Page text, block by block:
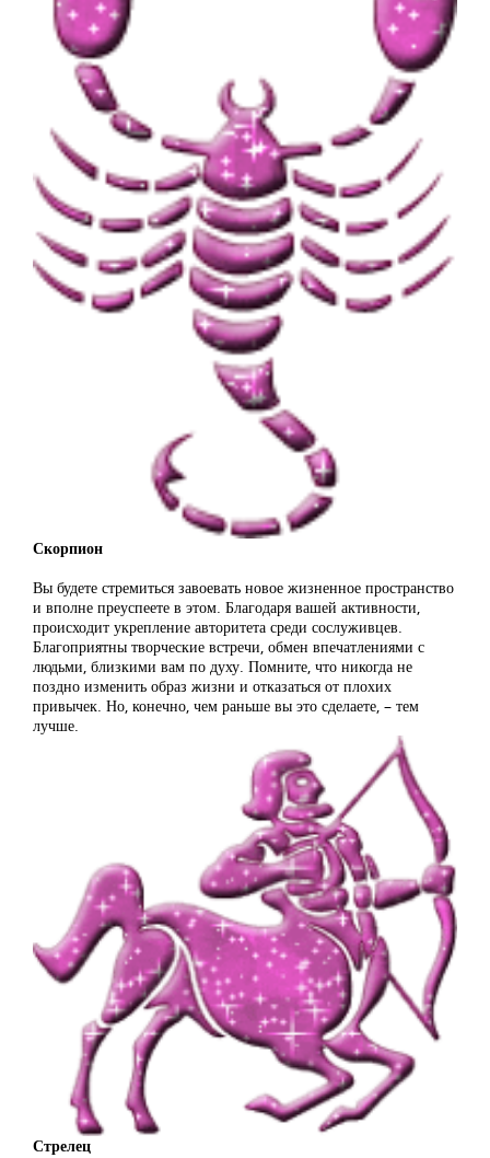
Скорпион
Вы будете стремиться завоевать новое жизненное пространство
и вполне преуспеете в этом. Благодаря вашей активности,
происходит укрепление авторитета среди сослуживцев.
Благоприятны творческие встречи, обмен впечатлениями с
людьми, близкими вам по духу. Помните, что никогда не
поздно изменить образ жизни и отказаться от плохих
привычек. Но, конечно, чем раньше вы это сделаете, – тем
лучше.
Стрелец